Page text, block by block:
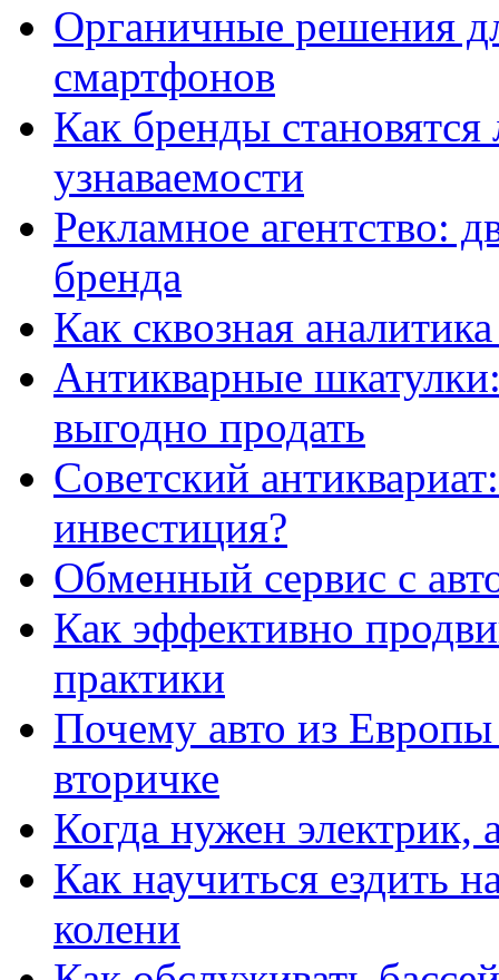
Органичные решения
смартфонов
Как бренды
узнаваемости
Рекламное агентство:
бренда
Как сквозная
Антикварные
выгодно продать
Советский
инвестиция?
Обменный сервис с
Как эффективно
практики
Почему авто из
вторичке
Когда нужен электрик,
Как научиться ездить
колени